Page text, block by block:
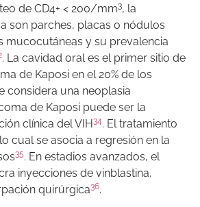
de CD4+ < 200/mm3, la
son parches, placas o nódulos
mucocutáneas y su prevalencia
. La cavidad oral es el primer sitio de
de Kaposi en el 20% de los
considera una neoplasia
de Kaposi puede ser la
clínica del VIH34. El tratamiento
cual se asocia a regresión en la
35. En estadios avanzados, el
inyecciones de vinblastina,
quirúrgica36.